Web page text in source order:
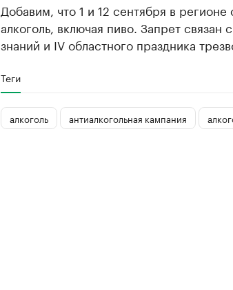
Добавим, что 1 и 12 сентября в
алкоголь, включая пиво. Запрет
знаний и IV областного праздника
Теги
алкоголь антиалкогольная кампания